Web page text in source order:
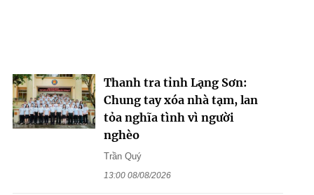
Thanh tra tỉnh Lạng Sơn:
Chung tay xóa nhà tạm, lan
tỏa nghĩa tình vì người
nghèo
Trần Quý
13:00 08/08/2026